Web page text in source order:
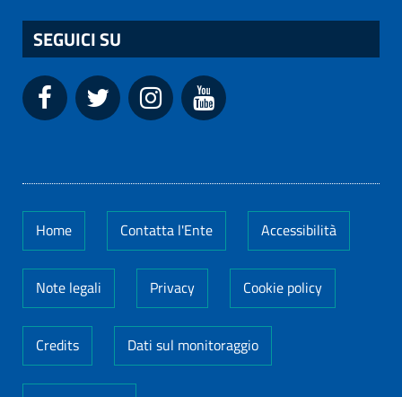
SEGUICI SU
Home Contatta l'Ente Accessibilità
Note legali Privacy Cookie policy
Credits Dati sul monitoraggio